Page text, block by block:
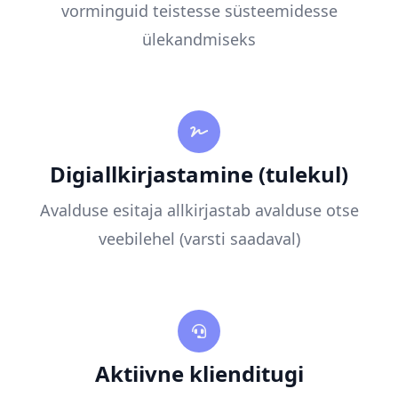
vorminguid teistesse süsteemidesse
ülekandmiseks
Digiallkirjastamine (tulekul)
Avalduse esitaja allkirjastab avalduse otse
veebilehel (varsti saadaval)
Aktiivne klienditugi